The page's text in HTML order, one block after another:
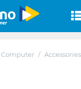
Computer / Accessories